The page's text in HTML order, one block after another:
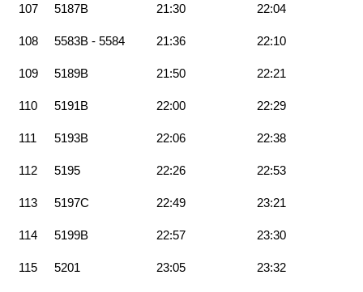
107 5187B 21:30 22:04
108 5583B - 5584 21:36 22:10
109 5189B 21:50 22:21
110 5191B 22:00 22:29
111 5193B 22:06 22:38
112 5195 22:26 22:53
113 5197C 22:49 23:21
114 5199B 22:57 23:30
115 5201 23:05 23:32